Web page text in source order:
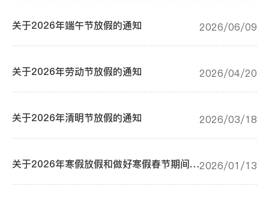
关于2026年端午节放假的通知 2026/06/09
关于2026年劳动节放假的通知 2026/04/20
关于2026年清明节放假的通知 2026/03/18
关于2026年寒假放假和做好寒假春节期间有关工作的通知2026/01/13